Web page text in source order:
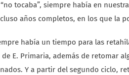
tocaba”, siempre había en
años completos, en los que la
había un tiempo para las
E. Primaria, además de retomar
Y a partir del segundo ciclo,